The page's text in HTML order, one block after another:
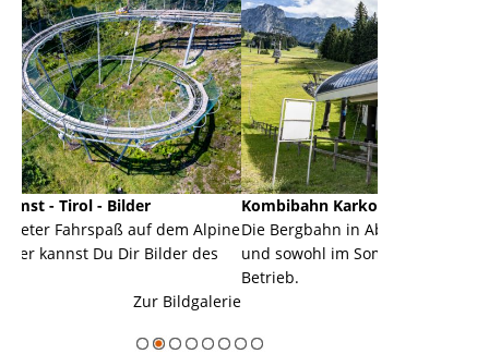
dem Alpine
Bilder des
Kombibahn Karkogel - Abtenau - Salzburg
Die Bergbahn in Abtenau ist eine Kombibahn
und sowohl im Sommer als auch im Winter in